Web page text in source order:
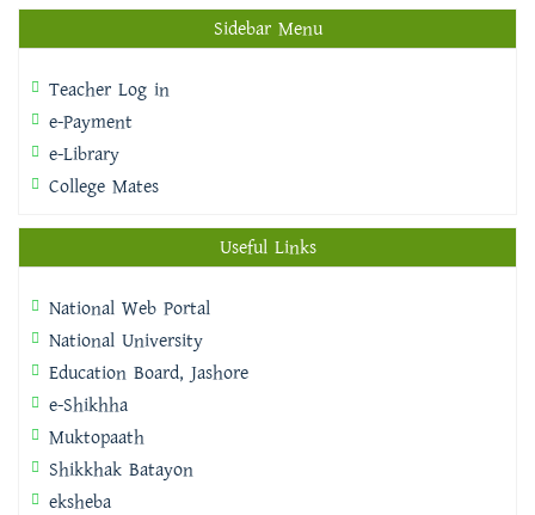
Sidebar Menu
Teacher Log in
e-Payment
e-Library
College Mates
Useful Links
National Web Portal
National University
Education Board, Jashore
e-Shikhha
Muktopaath
Shikkhak Batayon
eksheba